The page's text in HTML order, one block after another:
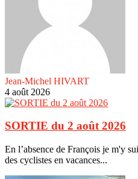
Jean-Michel HIVART
4 août 2026
SORTIE du 2 août 2026
En l’absence de François je m'y
des cyclistes en vacances...